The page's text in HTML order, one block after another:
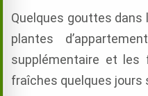
Quelques gouttes dans
plantes
supplémentaire et les
fraîches quelques jours